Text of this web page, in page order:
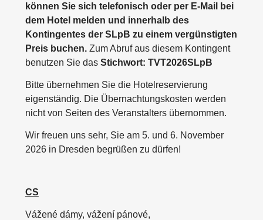
können Sie sich telefonisch oder per E-Mail bei
dem Hotel melden und innerhalb des
Kontingentes der SLpB zu einem vergünstigten
Preis buchen.Zum Abruf aus diesem Kontingent
benutzen Sie das Stichwort: TVT2026SLpB
Bitte übernehmen Sie die Hotelreservierung
eigenständig. Die Übernachtungskosten werden
nicht von Seiten des Veranstalters übernommen.
Wir freuen uns sehr, Sie am 5. und 6. November
2026 in Dresden begrüßen zu dürfen!
CS
Vážené dámy, vážení pánové,